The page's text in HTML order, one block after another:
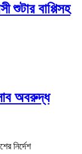
শুটার বাপ্পিসহ
অবরুদ্ধ